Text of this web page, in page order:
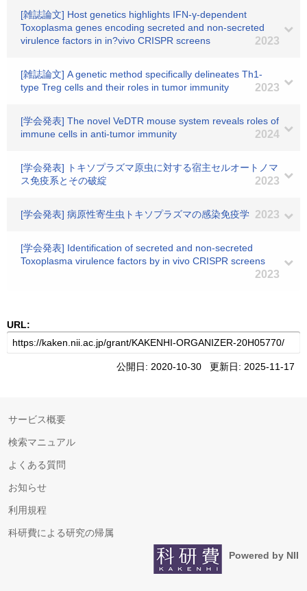
[雑誌論文] Host genetics highlights IFN-γ-dependent
Toxoplasma genes encoding secreted and non-secreted
virulence factors in in?vivo CRISPR screens
2023
[雑誌論文] A genetic method specifically delineates Th1-
type Treg cells and their roles in tumor immunity
2023
[学会発表] The novel VeDTR mouse system reveals roles of
immune cells in anti-tumor immunity
2024
[学会発表] トキソプラズマ原虫に対する宿主セルオートノマ
ス免疫系とその破綻
2023
[学会発表] 病原性寄生虫トキソプラズマの感染免疫学 2023
[学会発表] Identification of secreted and non-secreted
Toxoplasma virulence factors by in vivo CRISPR screens
2023
URL:
公開日: 2020-10-30 更新日: 2025-11-17
サービス概要
検索マニュアル
よくある質問
お知らせ
利用規程
科研費による研究の帰属
Powered by NII